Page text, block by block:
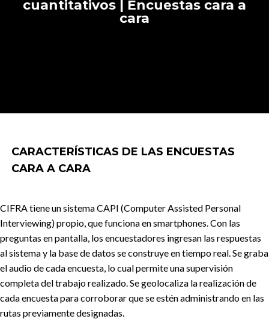
cuantitativos | Encuestas cara a
cara
CARACTERÍSTICAS DE LAS ENCUESTAS
CARA A CARA
CIFRA tiene un sistema CAPI (Computer Assisted Personal
Interviewing) propio, que funciona en smartphones. Con las
preguntas en pantalla, los encuestadores ingresan las respuestas
al sistema y la base de datos se construye en tiempo real. Se graba
el audio de cada encuesta, lo cual permite una supervisión
completa del trabajo realizado. Se geolocaliza la realización de
cada encuesta para corroborar que se estén administrando en las
rutas previamente designadas.